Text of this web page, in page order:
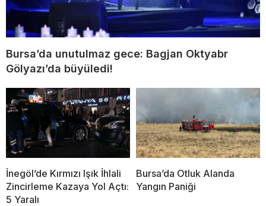
Bursa’da unutulmaz gece: Bagjan Oktyabr
Gölyazı’da büyüledi!
İnegöl’de Kırmızı Işık İhlali
Zincirleme Kazaya Yol Açtı:
5 Yaralı
Bursa’da Otluk Alanda
Yangın Paniği